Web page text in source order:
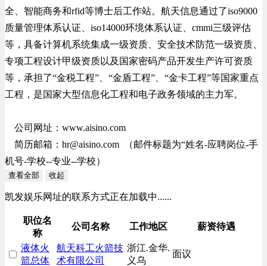
全、智能商务和rfid等博士后工作站。航天信息通过了iso9000
质量管理体系认证、iso14000环境体系认证、cmmi三级评估
等，具备计算机系统集成一级资质、安全技术防范一级资质、
专项工程设计甲级资质以及国家密码产品开发生产许可资质
等，承担了“金税工程”、“金盾工程”、“金卡工程”等国家重点
工程，是国家大型信息化工程和电子政务领域的主力军。
公司网址：www.aisino.com
简历邮箱： hr@aisino.com （邮件标题为“姓名-应聘岗位-手
机号-学校--专业--学校）
查看全部 收起
凯发娱乐网址的联系方式正在加载中......
职位名
称
公司名称 工作地区 薪资待遇
液体火
箭总体
航天科工火箭技
术有限公司
浙江.金华.
义乌
面议